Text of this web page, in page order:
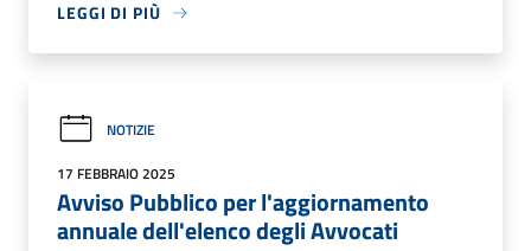
LEGGI DI PIÙ
NOTIZIE
17 FEBBRAIO 2025
Avviso Pubblico per l'aggiornamento
annuale dell'elenco degli Avvocati